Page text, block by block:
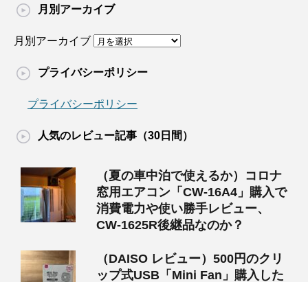
月別アーカイブ
月別アーカイブ
プライバシーポリシー
プライバシーポリシー
人気のレビュー記事（30日間）
（夏の車中泊で使えるか）コロナ
窓用エアコン「CW-16A4」購入で
消費電力や使い勝手レビュー、
CW-1625R後継品なのか？
（DAISO レビュー）500円のクリ
ップ式USB「Mini Fan」購入した